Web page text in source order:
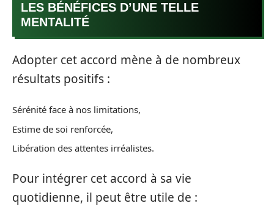
LES BÉNÉFICES D’UNE TELLE
MENTALITÉ
Adopter cet accord mène à de nombreux
résultats positifs :
Sérénité face à nos limitations,
Estime de soi renforcée,
Libération des attentes irréalistes.
Pour intégrer cet accord à sa vie
quotidienne, il peut être utile de :